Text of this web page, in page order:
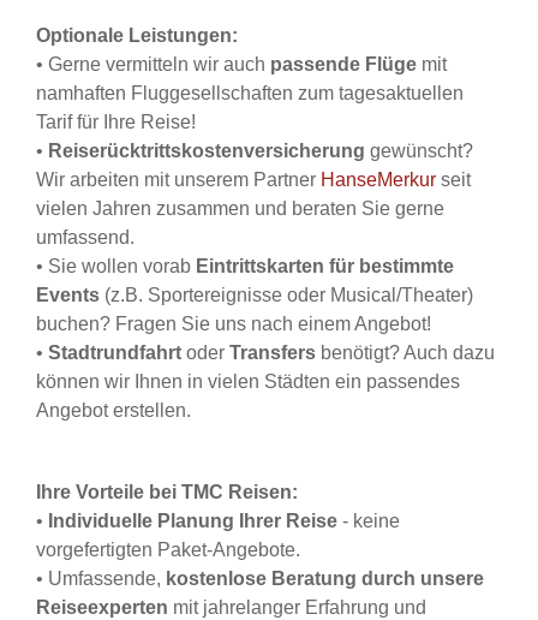
Optionale Leistungen:
• Gerne vermitteln wir auch passende Flüge mit
namhaften Fluggesellschaften zum tagesaktuellen
Tarif für Ihre Reise!
• Reiserücktrittskostenversicherung gewünscht?
Wir arbeiten mit unserem Partner HanseMerkur seit
vielen Jahren zusammen und beraten Sie gerne
umfassend.
• Sie wollen vorab Eintrittskarten für bestimmte
Events (z.B. Sportereignisse oder Musical/Theater)
buchen? Fragen Sie uns nach einem Angebot!
• Stadtrundfahrt oder Transfers benötigt? Auch dazu
können wir Ihnen in vielen Städten ein passendes
Angebot erstellen.
Ihre Vorteile bei TMC Reisen:
• Individuelle Planung Ihrer Reise - keine
vorgefertigten Paket-Angebote.
• Umfassende, kostenlose Beratung durch unsere
Reiseexperten mit jahrelanger Erfahrung und